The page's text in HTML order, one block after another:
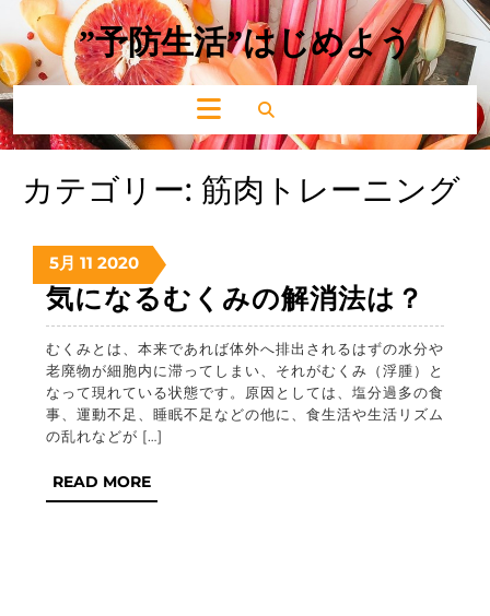
Skip
content
”予防生活”はじめよう
Open
Button
カテゴリー: 筋肉トレーニング
5月 2020
年
05
月
11
日
11 2020
年
05
月
11
日
20202020
年
05
月
11
日
気になるむくみの解消法は？
に
な
る
む
むくみとは、本来であれば体外へ排出されるはずの水分や
老廃物が細胞内に滞ってしまい、それがむくみ（浮腫）と
なって現れている状態です。原因としては、塩分過多の食
事、運動不足、睡眠不足などの他に、食生活や生活リズム
の乱れなどが […]
READ MOREREAD
MORE